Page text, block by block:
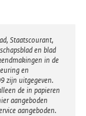
Staatscourant,
en blad
in de
en
zijn uitgegeven.
de in papieren
aangeboden
aangeboden.